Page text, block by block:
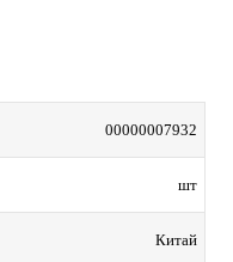
00000007932
шт
Китай